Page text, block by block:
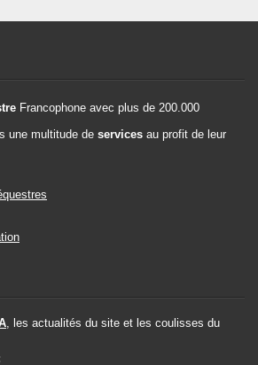
Francophone avec plus de 200.000
une multitude de services au profit de leur
, les actualités du site et les coulisses du